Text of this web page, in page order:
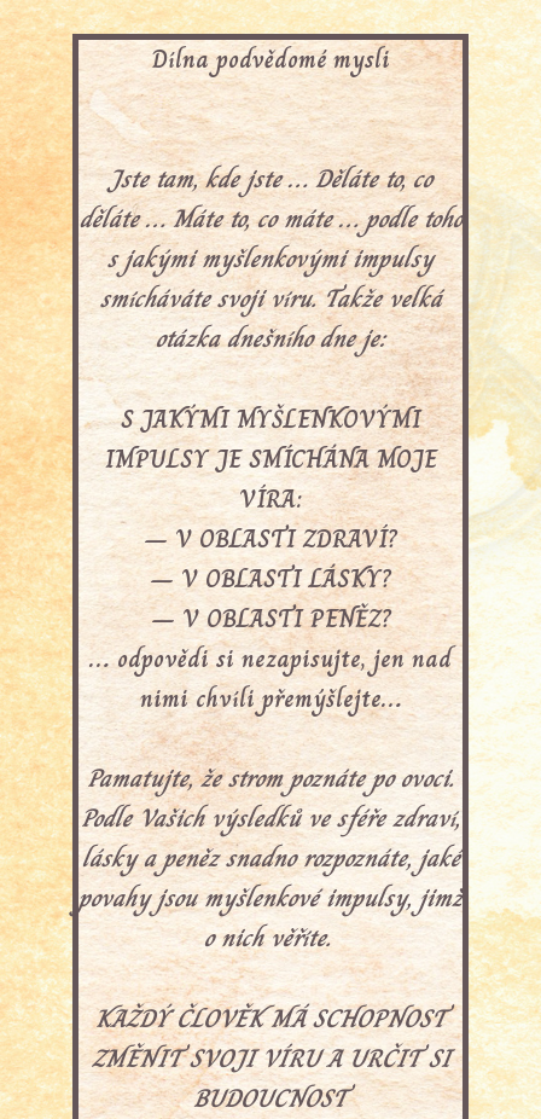
Dílna podvědomé mysli
Jste tam, kde jste … Děláte to, co
děláte … Máte to, co máte … podle toho
s jakými myšlenkovými impulsy
smícháváte svoji víru. Takže velká
otázka dnešního dne je:
S JAKÝMI MYŠLENKOVÝMI
IMPULSY JE SMÍCHÁNA MOJE
VÍRA:
– V OBLASTI ZDRAVÍ?
– V OBLASTI LÁSKY?
– V OBLASTI PENĚZ?
… odpovědi si nezapisujte, jen nad
nimi chvíli přemýšlejte…
Pamatujte, že strom poznáte po ovoci.
Podle Vašich výsledků ve sféře zdraví,
lásky a peněz snadno rozpoznáte, jaké
povahy jsou myšlenkové impulsy, jimž
o nich věříte.
KAŽDÝ ČLOVĚK MÁ SCHOPNOST
ZMĚNIT SVOJI VÍRU A URČIT SI
BUDOUCNOST